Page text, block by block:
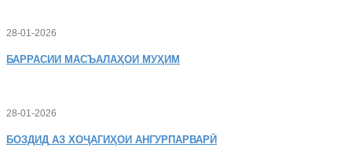
28-01-2026
БАРРАСИИ МАСЪАЛАҲОИ МУҲИМ
28-01-2026
БОЗДИД АЗ ХОҶАГИҲОИ АНГУРПАРВАРӢ